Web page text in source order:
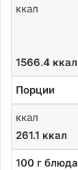
ккал
1566.4 ккал
Порции
ккал
261.1 ккал
100 г блюда